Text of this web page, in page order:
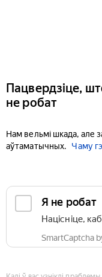
Пацвердзіце,
не робат
Нам вельмі шкада, але
аўтаматычных.
Чаму
Я не робат
Націсніце,
SmartCaptcha